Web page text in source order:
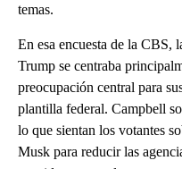
temas.
En esa encuesta de la CBS,
Trump se centraba
preocupación central para
plantilla federal. Campbell
lo que sientan los votantes
Musk para reducir las